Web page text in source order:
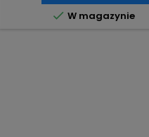
 W magazynie